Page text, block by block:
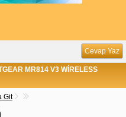
Cevap Yaz
MR814 V3 WİRELESS
Git